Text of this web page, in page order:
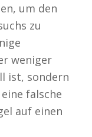
um den
zu
weniger
ist, sondern
falsche
auf einen